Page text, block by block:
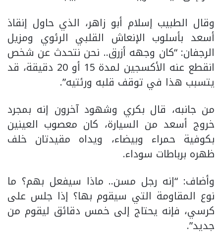
وقال الطبيب إسلام أبو زاهر، الذي حاول إنقاذ
أسعد بأسلوب الإنعاش القلبي الرئوي ومزيل
الرجفان: “كان وجهه أزرق.. نحن نتحدث عن شخص
انقطع عنه الأكسجين لمدة 15 أو 20 دقيقة، قد
يتسبب هذا في توقف قلبه ورئتيه”.
من جانبه، قال بكري وشهود آخرون إنه بمجرد
خروج أسعد من السيارة، كان معصوب العينين
بكوفية حمراء وبيضاء، ويداه مقيدتان خلف
ظهره برباطات سوداء.
وأضاف: “إنه رجل مسن.. ماذا سيفعل بهم؟ ما
نوع المقاومة التي سيقوم بها؟ إذا جلس على
كرسي، فإنه يحتاج إلى خمس دقائق ليقوم من
جديد”.